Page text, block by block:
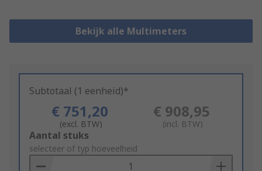
Bekijk alle Multimeters
Subtotaal (1 eenheid)*
€ 751,20
(excl. BTW)
€ 908,95
(incl. BTW)
Add
to
Basket
Aantal stuks
selecteer of typ hoeveelheid